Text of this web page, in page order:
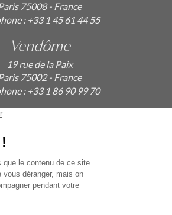
75008 - France
:+33 1 45 61 44 55
Vendôme
19 rue de la Paix
75002 - France
:+33 1 86 90 99 70
À NOTRE NEWSLETTER